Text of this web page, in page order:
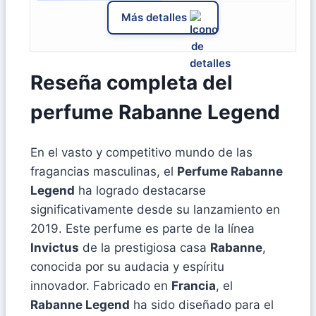
Más detalles
Reseña completa del
perfume Rabanne Legend
En el vasto y competitivo mundo de las
fragancias masculinas, el Perfume Rabanne
Legend ha logrado destacarse
significativamente desde su lanzamiento en
2019. Este perfume es parte de la línea
Invictus de la prestigiosa casa Rabanne,
conocida por su audacia y espíritu
innovador. Fabricado en Francia, el
Rabanne Legend ha sido diseñado para el